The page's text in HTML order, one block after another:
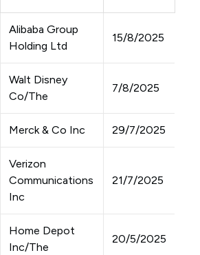
Alibaba Group
Holding Ltd
15/8/2025
Walt Disney
Co/The
7/8/2025
Merck & Co Inc 29/7/2025
Verizon
Communications
Inc
21/7/2025
Home Depot
Inc/The
20/5/2025